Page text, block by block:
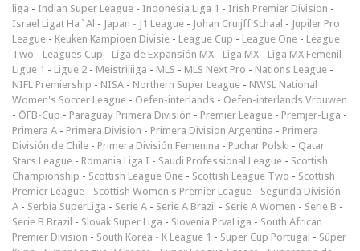
liga - Indian Super League - Indonesia Liga 1 - Irish Premier Division -
Israel Ligat Ha`Al - Japan - J1 League - Johan Cruijff Schaal - Jupiler Pro
League - Keuken Kampioen Divisie - League Cup - League One - League
Two - Leagues Cup - Liga de Expansión MX - Liga MX - Liga MX Femenil -
Ligue 1 - Ligue 2 - Meistriliiga - MLS - MLS Next Pro - Nations League -
NIFL Premiership - NISA - Northern Super League - NWSL National
Women's Soccer League - Oefen-interlands - Oefen-interlands Vrouwen
- ÖFB-Cup - Paraguay Primera División - Premier League - Premjer-Liga -
Primera A - Primera Division - Primera Division Argentina - Primera
División de Chile - Primera División Femenina - Puchar Polski - Qatar
Stars League - Romania Liga I - Saudi Professional League - Scottish
Championship - Scottish League One - Scottish League Two - Scottish
Premier League - Scottish Women's Premier League - Segunda División
A - Serbia SuperLiga - Serie A - Serie A Brazil - Serie A Women - Serie B -
Serie B Brazil - Slovak Super Liga - Slovenia PrvaLiga - South African
Premier Division - South Korea - K League 1 - Super Cup Portugal - Süper